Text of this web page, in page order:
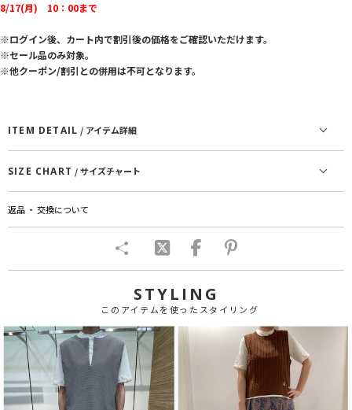
8/17(月) 10：00まで
※ログイン後、カート内で割引後の価格をご確認いただけます。
※セール品のみ対象。
※他クーポン/割引との併用は不可となります。
ITEM DETAIL / アイテム詳細
SIZE CHART / サイズチャート
返品 ・ 交換について
STYLING
このアイテムを使ったスタイリング